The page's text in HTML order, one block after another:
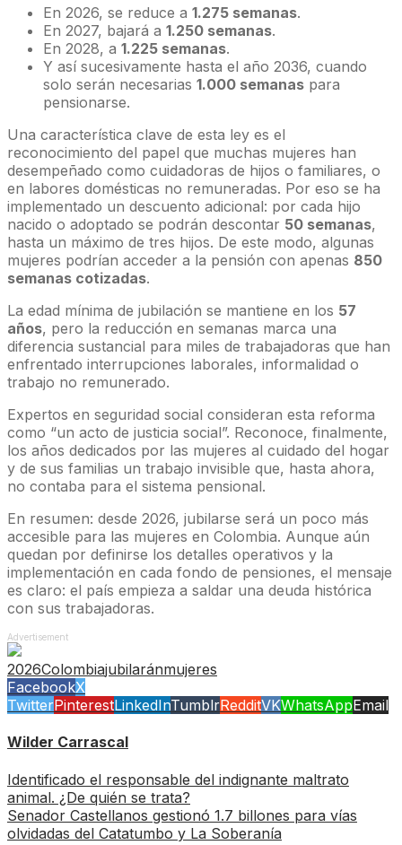
En 2026, se reduce a 1.275 semanas.
En 2027, bajará a 1.250 semanas.
En 2028, a 1.225 semanas.
Y así sucesivamente hasta el año 2036, cuando
solo serán necesarias 1.000 semanas para
pensionarse.
Una característica clave de esta ley es el
reconocimiento del papel que muchas mujeres han
desempeñado como cuidadoras de hijos o familiares, o
en labores domésticas no remuneradas. Por eso se ha
implementado un descuento adicional: por cada hijo
nacido o adoptado se podrán descontar 50 semanas,
hasta un máximo de tres hijos. De este modo, algunas
mujeres podrían acceder a la pensión con apenas 850
semanas cotizadas.
La edad mínima de jubilación se mantiene en los 57
años, pero la reducción en semanas marca una
diferencia sustancial para miles de trabajadoras que han
enfrentado interrupciones laborales, informalidad o
trabajo no remunerado.
Expertos en seguridad social consideran esta reforma
como “un acto de justicia social”. Reconoce, finalmente,
los años dedicados por las mujeres al cuidado del hogar
y de sus familias un trabajo invisible que, hasta ahora,
no contaba para el sistema pensional.
En resumen: desde 2026, jubilarse será un poco más
accesible para las mujeres en Colombia. Aunque aún
quedan por definirse los detalles operativos y la
implementación en cada fondo de pensiones, el mensaje
es claro: el país empieza a saldar una deuda histórica
con sus trabajadoras.
Advertisement
2026Colombiajubilaránmujeres
FacebookX
TwitterPinterestLinkedInTumblrRedditVKWhatsAppEmail
Wilder Carrascal
Identificado el responsable del indignante maltrato
animal. ¿De quién se trata?
Senador Castellanos gestionó 1.7 billones para vías
olvidadas del Catatumbo y La Soberanía